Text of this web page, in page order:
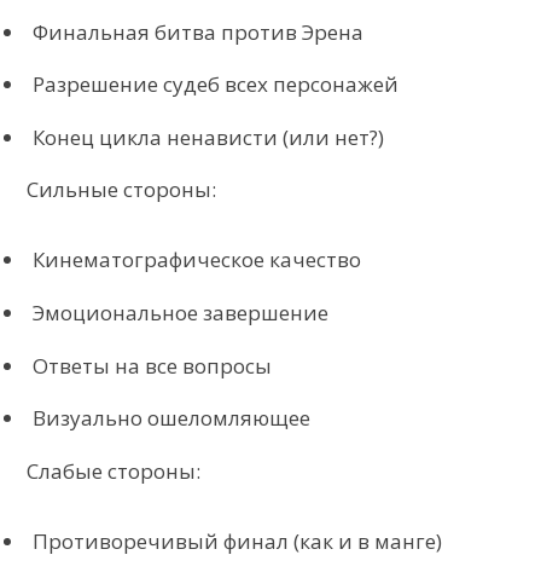
Финальная битва против Эрена
Разрешение судеб всех персонажей
Конец цикла ненависти (или нет?)
Сильные стороны:
Кинематографическое качество
Эмоциональное завершение
Ответы на все вопросы
Визуально ошеломляющее
Слабые стороны:
Противоречивый финал (как и в манге)